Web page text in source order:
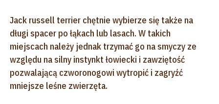
Jack russell terrier chętnie wybierze się także na
długi spacer po łąkach lub lasach. W takich
miejscach należy jednak trzymać go na smyczy ze
względu na silny instynkt łowiecki i zawziętość
pozwalającą czworonogowi wytropić i zagryźć
mniejsze leśne zwierzęta.